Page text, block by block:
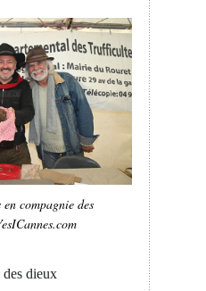
compagnie des
dieux